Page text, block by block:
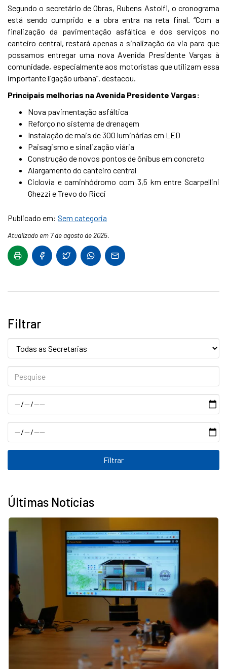
Segundo o secretário de Obras, Rubens Astolfi, o cronograma
está sendo cumprido e a obra entra na reta final. “Com a
finalização da pavimentação asfáltica e dos serviços no
canteiro central, restará apenas a sinalização da via para que
possamos entregar uma nova Avenida Presidente Vargas à
comunidade, especialmente aos motoristas que utilizam essa
importante ligação urbana”, destacou.
Principais melhorias na Avenida Presidente Vargas:
Nova pavimentação asfáltica
Reforço no sistema de drenagem
Instalação de mais de 300 luminárias em LED
Paisagismo e sinalização viária
Construção de novos pontos de ônibus em concreto
Alargamento do canteiro central
Ciclovia e caminhódromo com 3,5 km entre Scarpellini
Ghezzi e Trevo do Ricci
Publicado em: Sem categoria
Atualizado em 7 de agosto de 2025.
Filtrar
Data
Data
Últimas Notícias